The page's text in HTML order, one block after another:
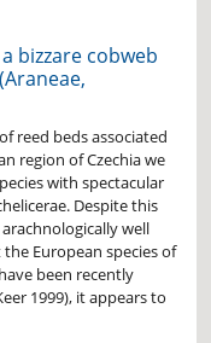
bizzare cobweb
reed beds associated
region of Czechia we
with spectacular
Despite this
well
European species of
been recently
1999), it appears to